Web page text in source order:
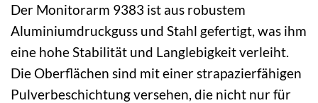
Der Monitorarm 9383 ist aus robustem
Aluminiumdruckguss und Stahl gefertigt, was ihm
eine hohe Stabilität und Langlebigkeit verleiht.
Die Oberflächen sind mit einer strapazierfähigen
Pulverbeschichtung versehen, die nicht nur für